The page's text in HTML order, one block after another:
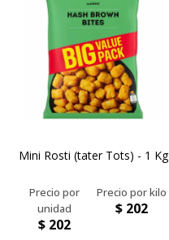
Mini Rosti (tater Tots) - 1 Kg
$ 202
$ 202